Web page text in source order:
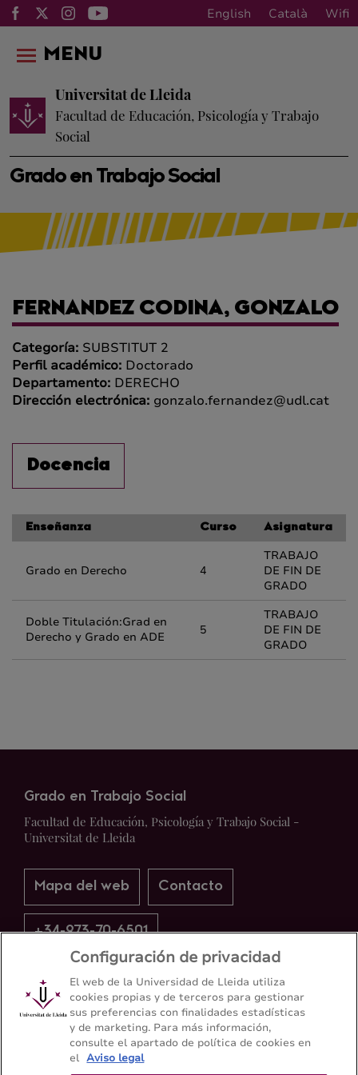
English Català Wifi
Grado en Trabajo Social
Universitat de Lleida
Facultad de Educación, Psicología y Trabajo
Social
MENU
FERNANDEZ CODINA, GONZALO
Categoría: SUBSTITUT 2
Perfil académico: Doctorado
Departamento: DERECHO
Dirección electrónica: gonzalo.fernandez@udl.cat
Docencia
Enseñanza Curso Asignatura
Grado en Derecho 4
TRABAJO
DE FIN DE
GRADO
Doble Titulación:Grad en
Derecho y Grado en ADE
5
TRABAJO
DE FIN DE
GRADO
Grado en Trabajo Social
Facultad de Educación, Psicología y Trabajo Social -
Universitat de Lleida
Mapa del web Contacto
+34-973-70-6501
Configuración de privacidad
El web de la Universidad de Lleida utiliza
cookies propias y de terceros para gestionar
sus preferencias con finalidades estadísticas
y de marketing. Para más información,
consulte el apartado de política de cookies en
el Aviso legal